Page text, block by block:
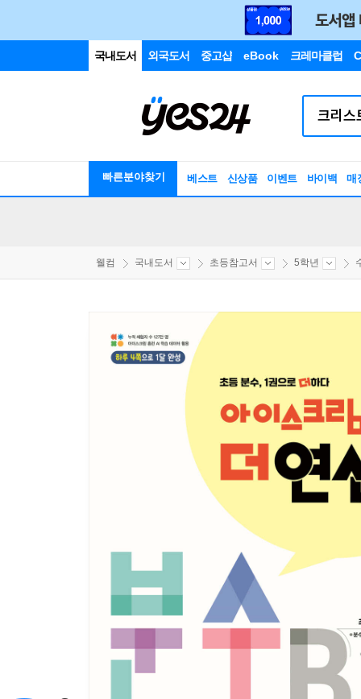
국내도서 외국도서 중고샵 eBook 크레마클럽
빠른분야찾기 베스트 신상품 이벤트 바이백 매
웰컴 국내도서 초등참고서 5학년